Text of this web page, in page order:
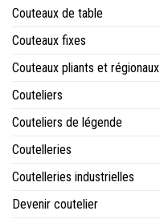
Couteaux de table
Couteaux fixes
Couteaux pliants et régionaux
Couteliers
Couteliers de légende
Coutelleries
Coutelleries industrielles
Devenir coutelier